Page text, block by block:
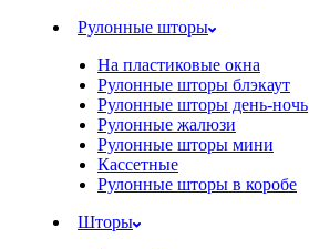
Рулонные шторы
На пластиковые окна
Рулонные шторы блэкаут
Рулонные шторы день-ночь
Рулонные жалюзи
Рулонные шторы мини
Кассетные
Рулонные шторы в коробе
Шторы